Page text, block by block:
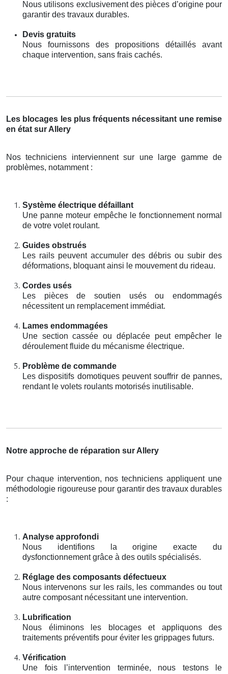
Nous utilisons exclusivement des pièces d’origine pour
garantir des travaux durables.
Devis gratuits
Nous fournissons des propositions détaillés avant
chaque intervention, sans frais cachés.
Les blocages les plus fréquents nécessitant une remise
en état sur Allery
Nos techniciens interviennent sur une large gamme de
problèmes, notamment :
Système électrique défaillant
Une panne moteur empêche le fonctionnement normal
de votre volet roulant.
Guides obstrués
Les rails peuvent accumuler des débris ou subir des
déformations, bloquant ainsi le mouvement du rideau.
Cordes usés
Les pièces de soutien usés ou endommagés
nécessitent un remplacement immédiat.
Lames endommagées
Une section cassée ou déplacée peut empêcher le
déroulement fluide du mécanisme électrique.
Problème de commande
Les dispositifs domotiques peuvent souffrir de pannes,
rendant le volets roulants motorisés inutilisable.
Notre approche de réparation sur Allery
Pour chaque intervention, nos techniciens appliquent une
méthodologie rigoureuse pour garantir des travaux durables
:
Analyse approfondi
Nous identifions la origine exacte du
dysfonctionnement grâce à des outils spécialisés.
Réglage des composants défectueux
Nous intervenons sur les rails, les commandes ou tout
autre composant nécessitant une intervention.
Lubrification
Nous éliminons les blocages et appliquons des
traitements préventifs pour éviter les grippages futurs.
Vérification
Une fois l’intervention terminée, nous testons le